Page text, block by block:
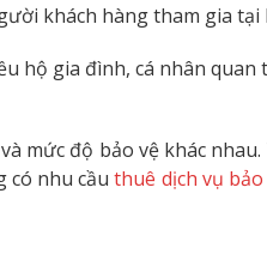
khách hàng tham gia
hộ gia đình, cá nhân
mức độ bảo vệ khác
có nhu cầuthuê dịch vụ bảo